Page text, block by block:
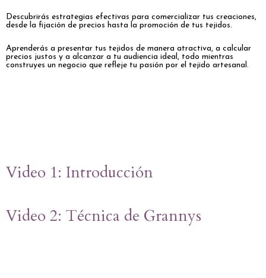
Descubrirás estrategias efectivas para comercializar tus creaciones,
desde la fijación de precios hasta la promoción de tus tejidos.
Aprenderás a presentar tus tejidos de manera atractiva, a calcular
precios justos y a alcanzar a tu audiencia ideal, todo mientras
construyes un negocio que refleje tu pasión por el tejido artesanal.
Video 1: Introducción
Video 2: Técnica de Grannys